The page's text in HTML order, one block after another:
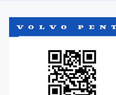
Onderdelen
Bedrijfsvaart